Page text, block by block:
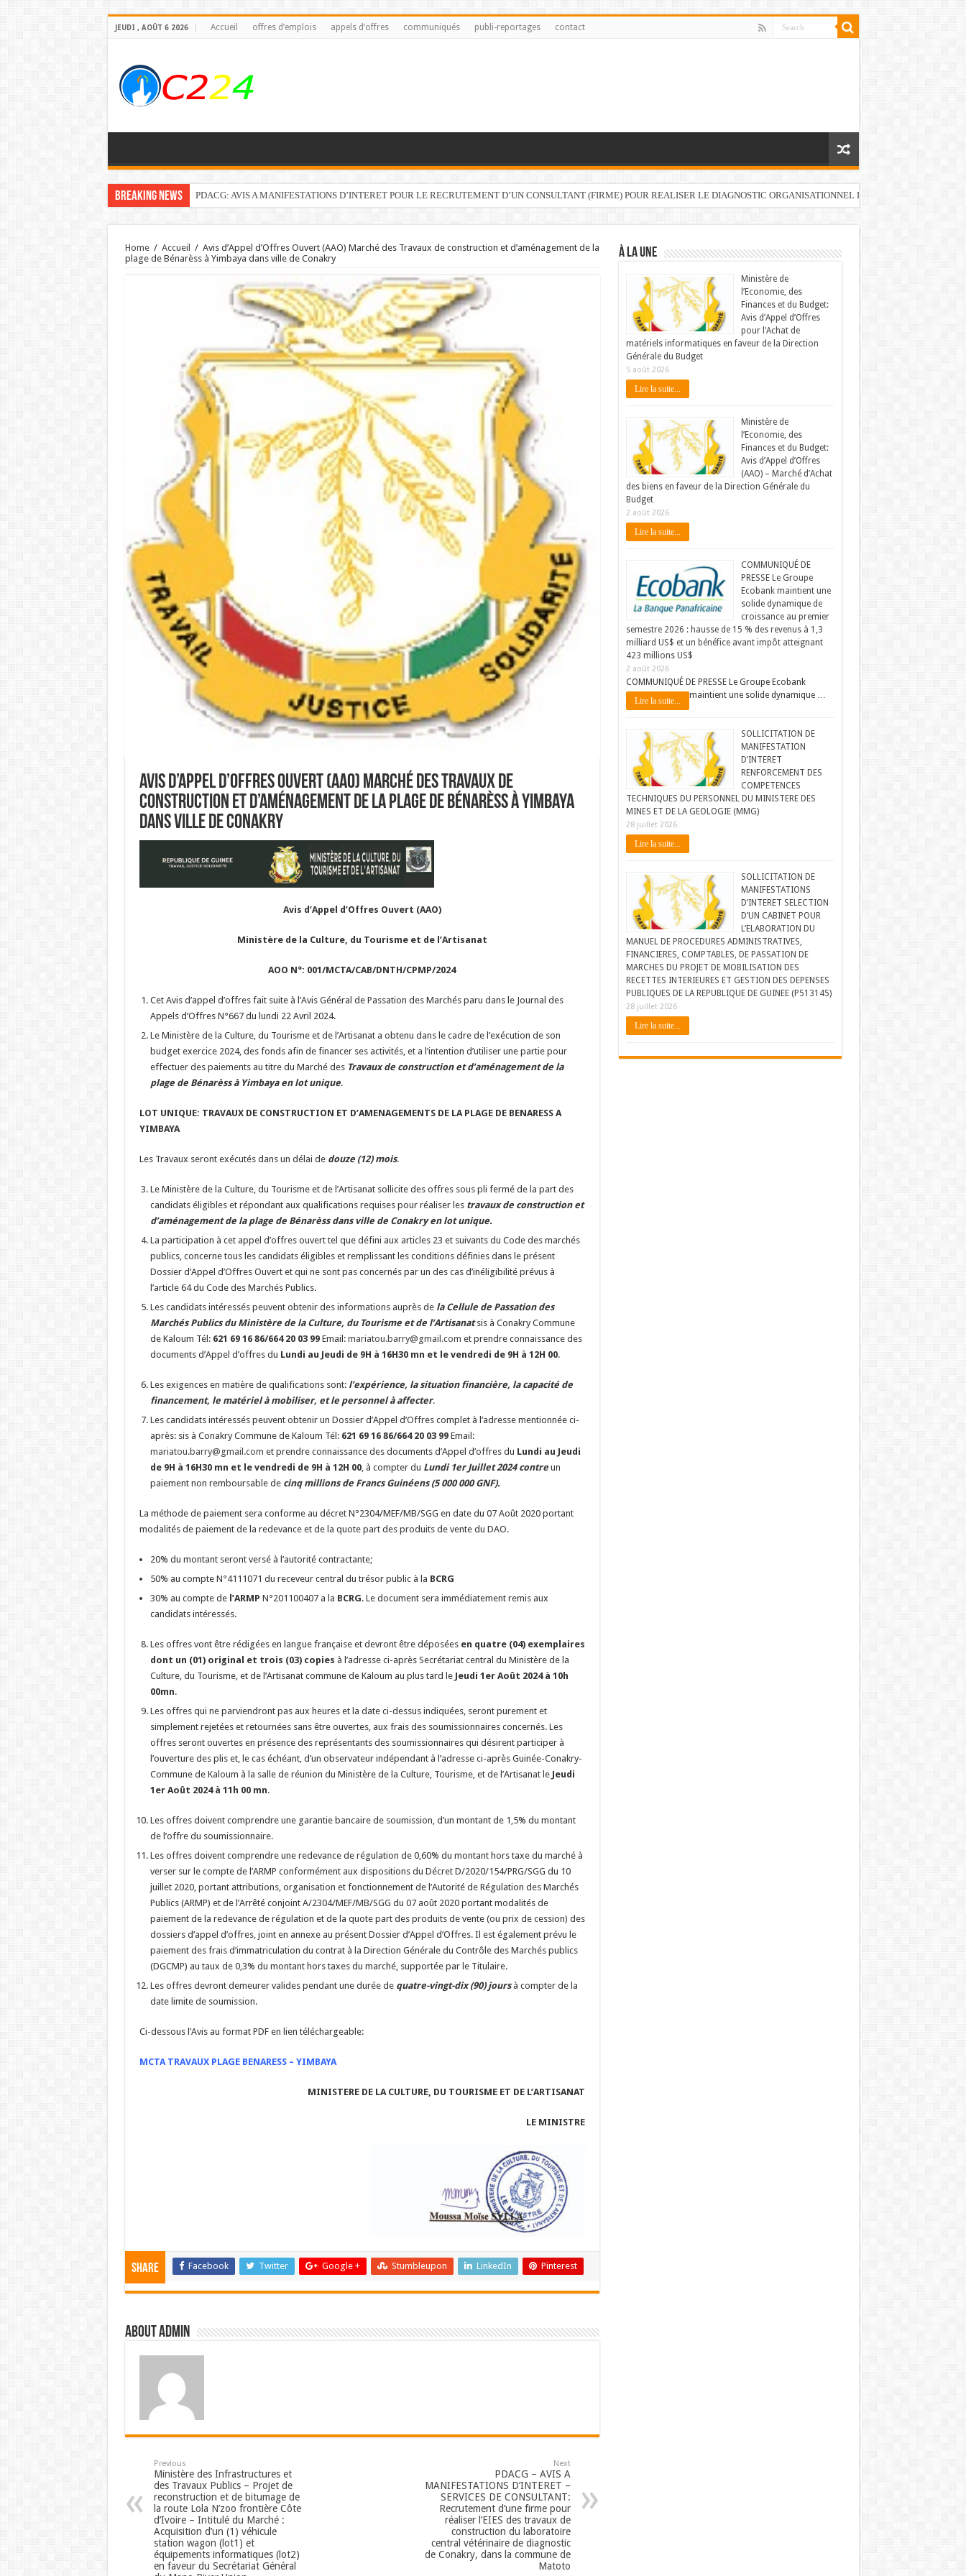
JEUDI , AOÛT 6 2026 Accueil offres d’emplois appels d’offres communiqués publi-reportages contact
Breaking News PDACG: AVIS A MANIFESTATIONS D’INTERET POUR LE RECRUTEMENT D’UN CONSULTANT (FIRME) POUR REALISER LE DIAGNOSTIC ORGANISATIONNEL DU FONDS DE
Home / Accueil / Avis d’Appel d’Offres Ouvert (AAO) Marché des Travaux de construction et d’aménagement de la
plage de Bénarèss à Yimbaya dans ville de Conakry
Avis d’Appel d’Offres Ouvert (AAO) Marché des Travaux de
construction et d’aménagement de la plage de Bénarèss à Yimbaya
dans ville de Conakry
Avis d’Appel d’Offres Ouvert (AAO)
Ministère de la Culture, du Tourisme et de l’Artisanat
AOO N°: 001/MCTA/CAB/DNTH/CPMP/2024
Cet Avis d’appel d’offres fait suite à l’Avis Général de Passation des Marchés paru dans le Journal des
Appels d’Offres N°667 du lundi 22 Avril 2024.
Le Ministère de la Culture, du Tourisme et de l’Artisanat a obtenu dans le cadre de l’exécution de son
budget exercice 2024, des fonds afin de financer ses activités, et a l’intention d’utiliser une partie pour
effectuer des paiements au titre du Marché des Travaux de construction et d’aménagement de la
plage de Bénarèss à Yimbaya en lot unique.
LOT UNIQUE: TRAVAUX DE CONSTRUCTION ET D’AMENAGEMENTS DE LA PLAGE DE BENARESS A
YIMBAYA
Les Travaux seront exécutés dans un délai de douze (12) mois.
Le Ministère de la Culture, du Tourisme et de l’Artisanat sollicite des offres sous pli fermé de la part des
candidats éligibles et répondant aux qualifications requises pour réaliser les travaux de construction et
d’aménagement de la plage de Bénarèss dans ville de Conakry en lot unique.
La participation à cet appel d’offres ouvert tel que défini aux articles 23 et suivants du Code des marchés
publics, concerne tous les candidats éligibles et remplissant les conditions définies dans le présent
Dossier d’Appel d’Offres Ouvert et qui ne sont pas concernés par un des cas d’inéligibilité prévus à
l’article 64 du Code des Marchés Publics.
Les candidats intéressés peuvent obtenir des informations auprès de la Cellule de Passation des
Marchés Publics du Ministère de la Culture, du Tourisme et de l’Artisanatsis à Conakry Commune
de Kaloum Tél: 621 69 16 86/664 20 03 99Email: mariatou.barry@gmail.com et prendre connaissance des
documents d’Appel d’offres du Lundi au Jeudi de 9H à 16H30 mn et le vendredi de 9H à 12H 00.
Les exigences en matière de qualifications sont: l’expérience, la situation financière, la capacité de
financement, le matériel à mobiliser, et le personnel à affecter.
Les candidats intéressés peuvent obtenir un Dossier d’Appel d’Offres complet à l’adresse mentionnée ci-
après: sis à Conakry Commune de Kaloum Tél: 621 69 16 86/664 20 03 99 Email:
mariatou.barry@gmail.com et prendre connaissance des documents d’Appel d’offres du Lundi au Jeudi
de 9H à 16H30 mn et le vendredi de 9H à 12H 00, à compter du Lundi 1er Juillet 2024 contre un
paiement non remboursable de cinq millions de Francs Guinéens (5 000 000 GNF).
La méthode de paiement sera conforme au décret N°2304/MEF/MB/SGG en date du 07 Août 2020 portant
modalités de paiement de la redevance et de la quote part des produits de vente du DAO.
20% du montant seront versé à l’autorité contractante;
50% au compte N°4111071 du receveur central du trésor public à la BCRG
30% au compte de l’ARMP N°201100407 a la BCRG. Le document sera immédiatement remis aux
candidats intéressés.
Les offres vont être rédigées en langue française et devront être déposées en quatre (04) exemplaires
dont un (01) original et trois (03) copies à l’adresse ci-après Secrétariat central du Ministère de la
Culture, du Tourisme, et de l’Artisanat commune de Kaloum au plus tard le Jeudi 1er Août 2024 à 10h
00mn.
Les offres qui ne parviendront pas aux heures et la date ci-dessus indiquées, seront purement et
simplement rejetées et retournées sans être ouvertes, aux frais des soumissionnaires concernés. Les
offres seront ouvertes en présence des représentants des soumissionnaires qui désirent participer à
l’ouverture des plis et, le cas échéant, d’un observateur indépendant à l’adresse ci-après Guinée-Conakry-
Commune de Kaloum à la salle de réunion du Ministère de la Culture, Tourisme, et de l’Artisanat le Jeudi
1er Août 2024 à 11h 00 mn.
Les offres doivent comprendre une garantie bancaire de soumission, d’un montant de 1,5% du montant
de l’offre du soumissionnaire.
Les offres doivent comprendre une redevance de régulation de 0,60% du montant hors taxe du marché à
verser sur le compte de l’ARMP conformément aux dispositions du Décret D/2020/154/PRG/SGG du 10
juillet 2020, portant attributions, organisation et fonctionnement de l’Autorité de Régulation des Marchés
Publics (ARMP) et de l’Arrêté conjoint A/2304/MEF/MB/SGG du 07 août 2020 portant modalités de
paiement de la redevance de régulation et de la quote part des produits de vente (ou prix de cession) des
dossiers d’appel d’offres, joint en annexe au présent Dossier d’Appel d’Offres. Il est également prévu le
paiement des frais d’immatriculation du contrat à la Direction Générale du Contrôle des Marchés publics
(DGCMP) au taux de 0,3% du montant hors taxes du marché, supportée par le Titulaire.
Les offres devront demeurer valides pendant une durée de quatre-vingt-dix (90) joursà compter de la
date limite de soumission.
Ci-dessous l’Avis au format PDF en lien téléchargeable:
MCTA TRAVAUX PLAGE BENARESS – YIMBAYA
MINISTERE DE LA CULTURE, DU TOURISME ET DE L’ARTISANAT
LE MINISTRE
Share Facebook Twitter Google + Stumbleupon LinkedIn Pinterest
About admin
Previous
Ministère des Infrastructures et
des Travaux Publics – Projet de
reconstruction et de bitumage de
la route Lola N’zoo frontière Côte
d’Ivoire – Intitulé du Marché :
Acquisition d’un (1) véhicule
station wagon (lot1) et
équipements informatiques (lot2)
en faveur du Secrétariat Général
Next
PDACG – AVIS A
MANIFESTATIONS D’INTERET –
SERVICES DE CONSULTANT:
Recrutement d’une firme pour
réaliser l’EIES des travaux de
construction du laboratoire
central vétérinaire de diagnostic
de Conakry, dans la commune de
Matoto
À LA UNE
Ministère de
l’Economie, des
Finances et du Budget:
Avis d’Appel d’Offres
pour l’Achat de
matériels informatiques en faveur de la Direction
Générale du Budget
5 août 2026
Lire la suite...
Ministère de
l’Economie, des
Finances et du Budget:
Avis d’Appel d’Offres
(AAO) – Marché d’Achat
des biens en faveur de la Direction Générale du
Budget
2 août 2026
Lire la suite...
COMMUNIQUÉ DE
PRESSE Le Groupe
Ecobank maintient une
solide dynamique de
croissance au premier
semestre 2026 : hausse de 15 % des revenus à 1,3
milliard US$ et un bénéfice avant impôt atteignant
423 millions US$
2 août 2026
COMMUNIQUÉ DE PRESSE Le Groupe Ecobank
maintient une solide dynamique …
Lire la suite...
SOLLICITATION DE
MANIFESTATION
D’INTERET
RENFORCEMENT DES
COMPETENCES
TECHNIQUES DU PERSONNEL DU MINISTERE DES
MINES ET DE LA GEOLOGIE (MMG)
28 juillet 2026
Lire la suite...
SOLLICITATION DE
MANIFESTATIONS
D’INTERET SELECTION
D’UN CABINET POUR
L’ELABORATION DU
MANUEL DE PROCEDURES ADMINISTRATIVES,
FINANCIERES, COMPTABLES, DE PASSATION DE
MARCHES DU PROJET DE MOBILISATION DES
RECETTES INTERIEURES ET GESTION DES DEPENSES
PUBLIQUES DE LA REPUBLIQUE DE GUINEE (P513145)
28 juillet 2026
Lire la suite...